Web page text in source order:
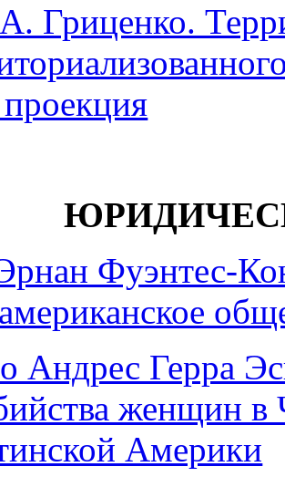
Гриценко.
Фуэнтес-
Андрес Герра
женщин в
Америки